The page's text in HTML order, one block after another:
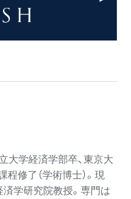
大学経済学部卒、東京大
修了（学術博士）。現
学研究院教授。専門は